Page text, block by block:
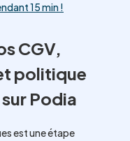
15 min !
CGV,
politique
Podia
est une étape